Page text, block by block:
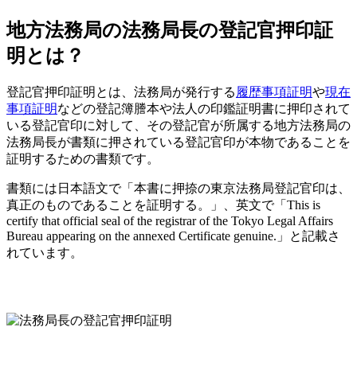
地方法務局の法務局長の登記官押印証
明とは？
登記官押印証明とは、法務局が発行する 履歴事項証明や現在
事項証明などの登記簿謄本や法人の印鑑証明書に押印されて
いる登記官印に対して、その登記官が所属する地方法務局の
法務局長が書類に押されている登記官印が本物であることを
証明するための書類です。
書類には日本語文で「本書に押捺の東京法務局登記官印は、
真正のものであることを証明する。」、英文で「This is
certify that official seal of the registrar of the Tokyo Legal Affairs
Bureau appearing on the annexed Certificate genuine.」と記載さ
れています。